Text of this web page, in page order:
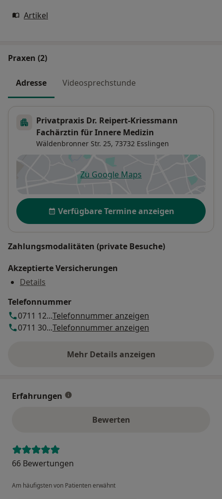
Artikel
Praxen (2)
Adresse Videosprechstunde
Privatpraxis Dr. Reipert-Kriessmann
Fachärztin für Innere Medizin
Wäldenbronner Str. 25, 73732 Esslingen
Zu Google Mapsöffnet in einer neuen
Verfügbarkeit
Verfügbare Termine anzeigen
Zahlungsmodalitäten (private Besuche)
Akzeptierte Versicherungen
Details
Telefonnummer
0711 12...Telefonnummer anzeigen
0711 30...Telefonnummer anzeigen
Mehr Details anzeigen
über die Adresse
Erfahrungen
Bewerten
66 Bewertungen
Am häufigsten von Patienten erwähnt